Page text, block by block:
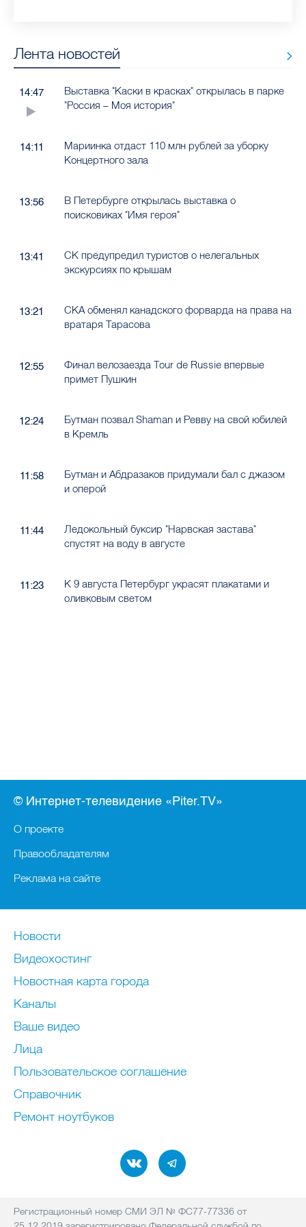
Лента новостей
14:47
Выставка "Каски в красках" открылась в парке
"Россия – Моя история"
14:11
Мариинка отдаст 110 млн рублей за уборку
Концертного зала
13:56
В Петербурге открылась выставка о
поисковиках "Имя героя"
13:41
СК предупредил туристов о нелегальных
экскурсиях по крышам
13:21
СКА обменял канадского форварда на права на
вратаря Тарасова
12:55
Финал велозаезда Tour de Russie впервые
примет Пушкин
12:24
Бутман позвал Shaman и Ревву на свой юбилей
в Кремль
11:58
Бутман и Абдразаков придумали бал с джазом
и оперой
11:44
Ледокольный буксир "Нарвская застава"
спустят на воду в августе
11:23
К 9 августа Петербург украсят плакатами и
оливковым светом
© Интернет-телевидение «Piter.TV»
О проекте
Правообладателям
Реклама на сайте
Новости
Видеохостинг
Новостная карта города
Каналы
Ваше видео
Лица
Пользовательское соглашение
Справочник
Ремонт нoутбуков
Регистрационный номер СМИ ЭЛ № ФС77-77336 от